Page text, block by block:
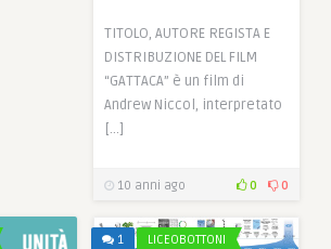
TITOLO, AUTORE REGISTA E
DISTRIBUZIONE DEL FILM
“GATTACA” è un film di
Andrew Niccol, interpretato
[…]
10 anni ago 0 0
1 LICEOBOTTONI